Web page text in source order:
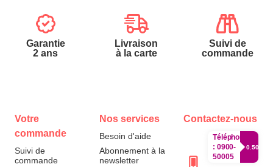
Garantie
2 ans
Livraison
à la carte
Suivi de
commande
Votre
commande
Suivi de
commande
Nos services
Besoin d'aide
Abonnement à la
newsletter
Contactez-nous
Téléphone
: 0900-
50005
0.50€/